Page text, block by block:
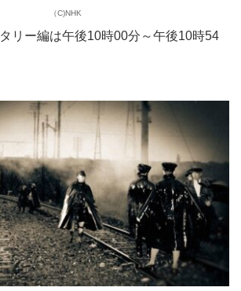
（C)NHK
リー編は午後10時00分～午後10時54